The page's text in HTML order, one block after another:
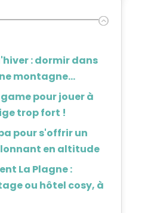
: dormir dans
montagne...
pour jouer à
trop fort !
pour s'offrir un
en altitude
La Plagne :
ou hôtel cosy, à